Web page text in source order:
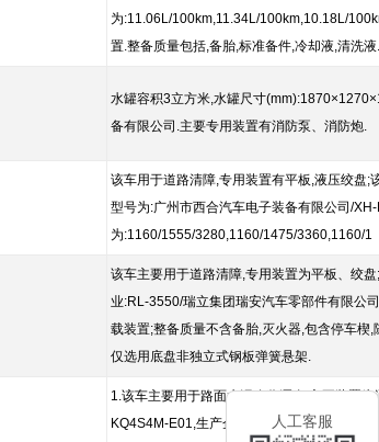
为:11.06L/100km,11.34L/100km,10.18L/
置.整备质量包括,备胎,标准备件,冷却液,清洗
水罐容积3立方米,水罐尺寸
备有限公司.主要专用装置有消防泵、消防炮.
该车用于道路清障,专用装置有平板,液压绞盘
型号为:广州市西合汽车电子装备有限公司/
为:1160/1555/3280,1160/1475/3360,1160/1
该车主要用于道路清障,专用装置为平板、绞
业:RL-3550/瑞立集团瑞安汽车零部件有限公
载装置;整备质量不含备胎,灭火器,包含停车
仅选用底盘非独立式钢板弹簧悬架.
1.该车主要用于路面水泥净浆洒布;主要装置
KQ4S4M-E01,生产企业为广州市西合汽车电
人工客服